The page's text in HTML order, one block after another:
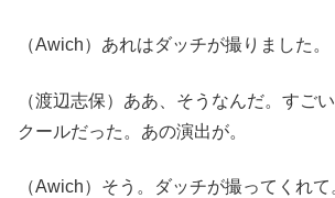
（Awich）あれはダッチが撮りました。
（渡辺志保）ああ、そうなんだ。すご
クールだった。あの演出が。
（Awich）そう。ダッチが撮ってくれ